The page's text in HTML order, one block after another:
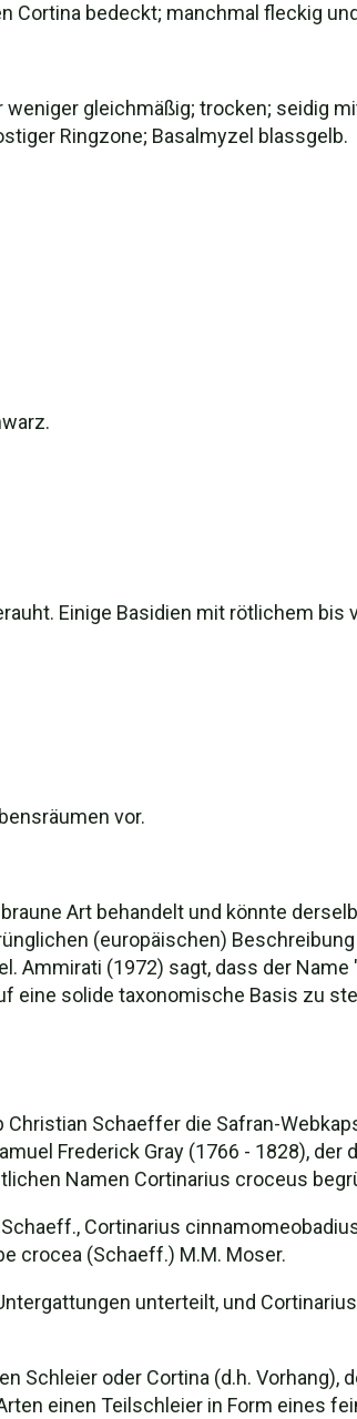
Cortina bedeckt; manchmal fleckig
gleichmäßig; trocken; seidig
Ringzone; Basalmyzel blassgelb.
Einige Basidien mit rötlichem
vor.
Art behandelt und könnte
(europäischen)
Ammirati (1972) sagt, dass der
eine solide taxonomische Basis zu
Schaeffer die Safran-
Frederick Gray (1766 - 1828), der
Namen Cortinarius croceus
Cortinarius
crocea (Schaeff.) M.M. Moser.
unterteilt, und
Schleier oder Cortina (d.h. Vorhang),
einen Teilschleier in Form eines